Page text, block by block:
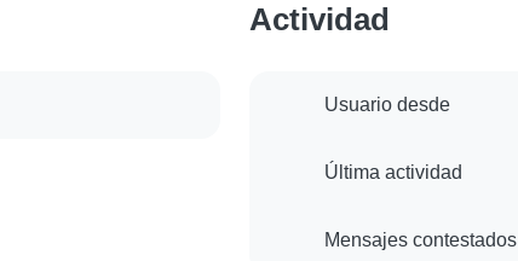
Actividad
Usuario desde
Última actividad
Mensajes contestados